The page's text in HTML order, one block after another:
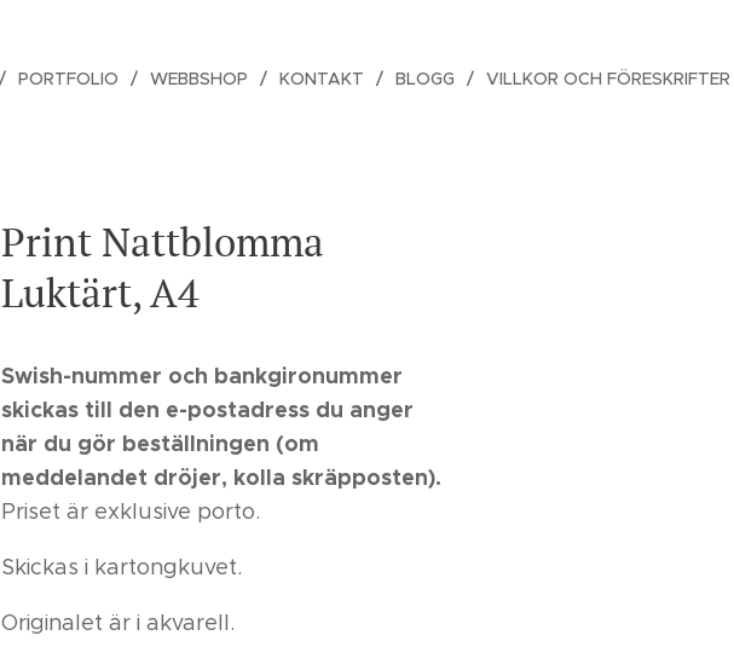
PORTFOLIO WEBBSHOP KONTAKT BLOGG VILLKOR OCH FÖRESKRIFTER
Print Nattblomma
Luktärt, A4
Swish-nummer och bankgironummer
skickas till den e-postadress du anger
när du gör beställningen (om
meddelandet dröjer, kolla skräpposten).
Priset är exklusive porto.
Skickas i kartongkuvet.
Originalet är i akvarell.